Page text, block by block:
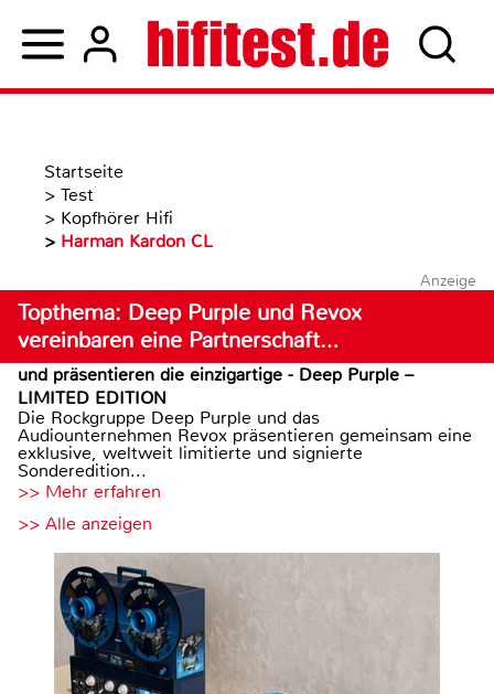
Startseite
> Test
> Kopfhörer Hifi
> Harman Kardon CL
Anzeige
Topthema: Deep Purple und Revox
vereinbaren eine Partnerschaft…
und präsentieren die einzigartige - Deep Purple –
LIMITED EDITION
Die Rockgruppe Deep Purple und das
Audiounternehmen Revox präsentieren gemeinsam eine
exklusive, weltweit limitierte und signierte
Sonderedition...
>> Mehr erfahren
>> Alle anzeigen